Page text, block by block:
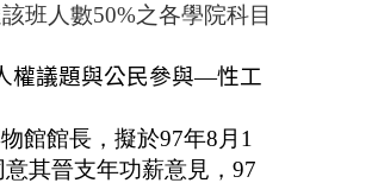
班人數50%之各學院科目
權議題與公民參與—性工
館館長，擬於97年8月1
意其晉支年功薪意見，97